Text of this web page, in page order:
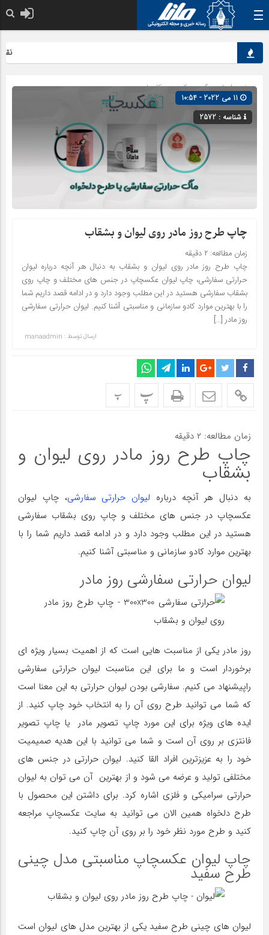
صفحه اصلی» گروه »کسب و کارها
شناسه : 2572
چاپ طرح روز مادر روی لیوان و بشقاب
زمان مطالعه: ۲ دقیقه
چاپ طرح روز مادر روی لیوان و بشقاب به دنبال هر آنچه درباره لیوان
حرارتی سفارشی، چاپ لیوان عکسچاپ در جنس های مختلف و چاپ روی
بشقاب سفارشی هستید در این مطلب وجود دارد و در ادامه قصد داریم شما
را با بهترین موارد کادو سازمانی و مناسبتی آشنا کنیم. لیوان حرارتی سفارشی
روز مادر […]
ارسال توسط : manaadmin
پ پ
زمان مطالعه: ۲ دقیقه
چاپ طرح روز مادر روی لیوان و
بشقاب
به دنبال هر آنچه درباره لیوان حرارتی سفارشی، چاپ لیوان
عکسچاپ در جنس های مختلف و چاپ روی بشقاب سفارشی
هستید در این مطلب وجود دارد و در ادامه قصد داریم شما را با
بهترین موارد کادو سازمانی و مناسبتی آشنا کنیم.
لیوان حرارتی سفارشی روز مادر
روز مادر یکی از مناسبت هایی است که از اهمیت بسیار ویژه ای
برخوردار است و ما برای این مناسبت لیوان حرارتی سفارشی
راپیشنهاد می کنیم. سفارشی بودن لیوان حرارتی به این معنا است
که شما می توانید طرح روی آن را به انتخاب خود چاپ کنید. از
ایده های ویژه برای این مورد چاپ تصویر مادر یا چاپ تصویر
فانتزی بر روی آن است و شما می توانید با این هدیه صمیمیت
خود را به عزیزترین افراد القا کنید. لیوان حرارتی در جنس های
مختلفی تولید و عرضه می شود و از بهترین آن می توان به لیوان
حرارتی سرامیکی و فلزی اشاره کرد. برای داشتن این محصول با
طرح دلخواه همین الان می توانید به سایت عکسچاپ مراجعه
کنید و طرح مورد نظر خود را بر روی آن چاپ کنید.
چاپ لیوان عکسچاپ مناسبتی مدل چینی
طرح سفید
لیوان های چینی طرح سفید یکی از بهترین مدل های لیوان است